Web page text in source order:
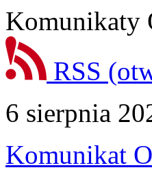
Komunikaty
RSS
6 sierpnia
Komunikat